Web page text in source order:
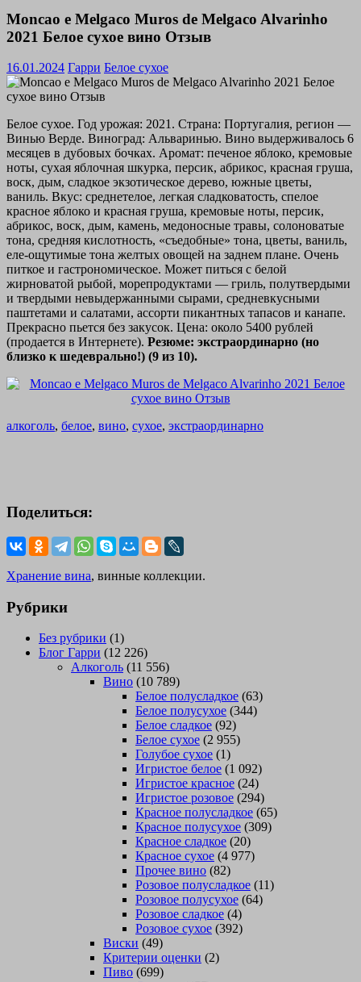
Moncao e Melgaco Muros de Melgaco Alvarinho
2021 Белое сухое вино Отзыв
16.01.2024 Гарри Белое сухое
Белое сухое. Год урожая: 2021. Страна: Португалия, регион —
Винью Верде. Виноград: Альваринью. Вино выдерживалось 6
месяцев в дубовых бочках. Аромат: печеное яблоко, кремовые
ноты, сухая яблочная шкурка, персик, абрикос, красная груша,
воск, дым, сладкое экзотическое дерево, южные цветы,
ваниль. Вкус: среднетелое, легкая сладковатость, спелое
красное яблоко и красная груша, кремовые ноты, персик,
абрикос, воск, дым, камень, медоносные травы, солоноватые
тона, средняя кислотность, «съедобные» тона, цветы, ваниль,
еле-ощутимые тона желтых овощей на заднем плане. Очень
питкое и гастрономическое. Может питься с белой
жирноватой рыбой, морепродуктами — гриль, полутвердыми
и твердыми невыдержанными сырами, средневкусными
паштетами и салатами, ассорти пикантных тапасов и канапе.
Прекрасно пьется без закусок. Цена: около 5400 рублей
(продается в Интернете). Резюме: экстраординарно (но
близко к шедеврально!) (9 из 10).
алкоголь, белое, вино, сухое, экстраординарно
Поделиться:
Хранение вина, винные коллекции.
Рубрики
Без рубрики (1)
Блог Гарри (12 226)
Алкоголь (11 556)
Вино (10 789)
Белое полусладкое (63)
Белое полусухое (344)
Белое сладкое (92)
Белое сухое (2 955)
Голубое сухое (1)
Игристое белое (1 092)
Игристое красное (24)
Игристое розовое (294)
Красное полусладкое (65)
Красное полусухое (309)
Красное сладкое (20)
Красное сухое (4 977)
Прочее вино (82)
Розовое полусладкое (11)
Розовое полусухое (64)
Розовое сладкое (4)
Розовое сухое (392)
Виски (49)
Критерии оценки (2)
Пиво (699)